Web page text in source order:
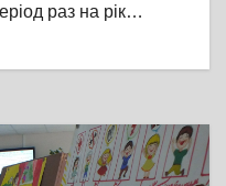
раз на рік…